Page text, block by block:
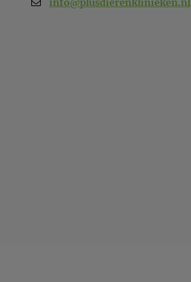
info@plusdierenklinieken.nl